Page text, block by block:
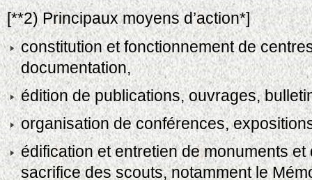
[**2) Principaux moyens d’action*]
constitution et fonctionnement de
documentation,
édition de publications, ouvrages,
organisation de conférences,
édification et entretien de monuments
sacrifice des scouts, notamment le